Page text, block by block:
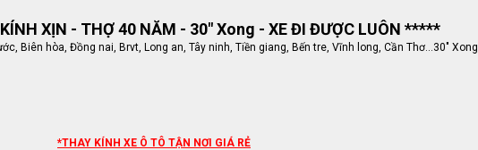
XỊN - THỢ 40 NĂM - 30" Xong - XE ĐI ĐƯỢC LUÔN *****
Biên hòa, Đồng nai, Brvt, Long an, Tây ninh, Tiền giang, Bến tre, Vĩnh long, Cần Thơ...30" Xong
*THAY KÍNH XE Ô TÔ TẬN NƠI GIÁ RẺ